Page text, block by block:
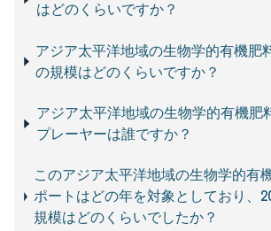
はどのくらいですか？
アジア太平洋地域の生物学的有機肥
の規模はどのくらいですか？
アジア太平洋地域の生物学的有機肥
プレーヤーは誰ですか？
このアジア太平洋地域の生物学的有
ポートはどの年を対象としており、
規模はどのくらいでしたか？